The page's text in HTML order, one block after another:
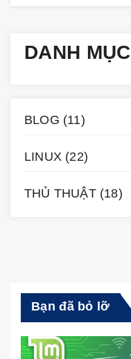
DANH MỤC
BLOG (11)
LINUX (22)
THỦ THUẬT(18)
Bạn đã bỏ lỡ